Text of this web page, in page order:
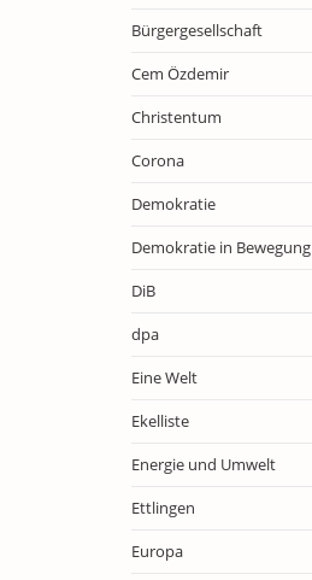
Bürgergesellschaft
Cem Özdemir
Christentum
Corona
Demokratie
Demokratie in Bewegung
DiB
dpa
Eine Welt
Ekelliste
Energie und Umwelt
Ettlingen
Europa